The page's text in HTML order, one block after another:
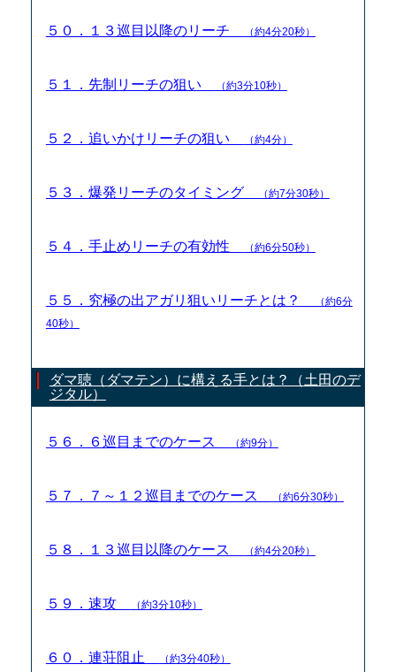
５０．１３巡目以降のリーチ （約4分20秒）
５１．先制リーチの狙い （約3分10秒）
５２．追いかけリーチの狙い （約4分）
５３．爆発リーチのタイミング （約7分30秒）
５４．手止めリーチの有効性 （約6分50秒）
５５．究極の出アガリ狙いリーチとは？
（約6分
40秒）
ダマ聴（ダマテン）に構える手とは？（土田のデ
ジタル）
５６．６巡目までのケース （約9分）
５７．７～１２巡目までのケース （約6分30秒）
５８．１３巡目以降のケース （約4分20秒）
５９．速攻 （約3分10秒）
６０．連荘阻止 （約3分40秒）